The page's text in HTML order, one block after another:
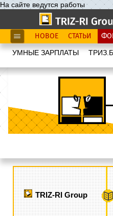
На сайте ведутся работы
НОВОЕ СТАТЬИ
УМНЫЕ ЗАРПЛАТЫ
TRIZ-RI Group